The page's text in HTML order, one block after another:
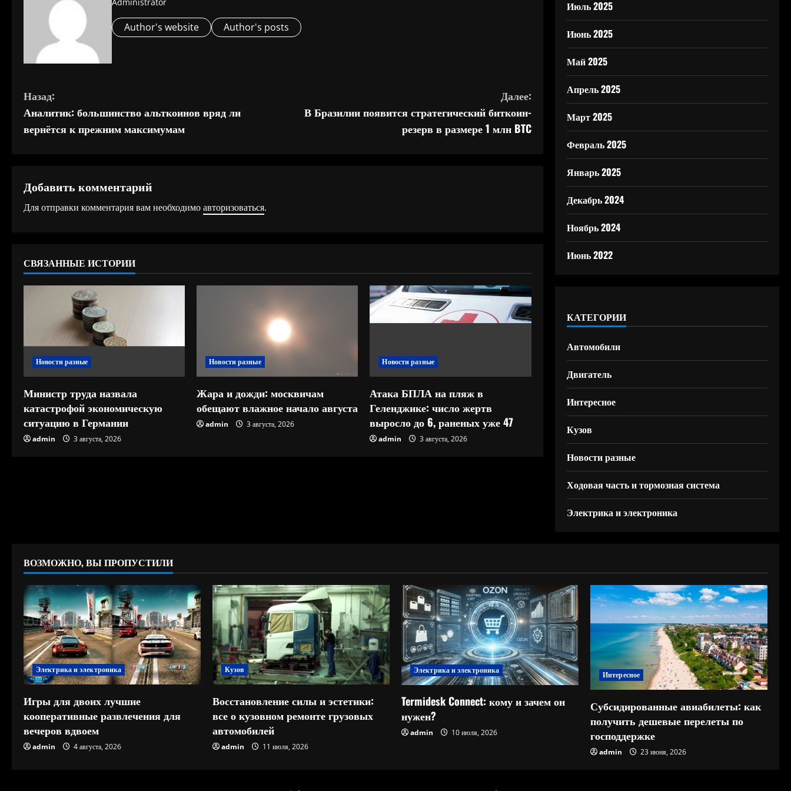
Administrator
Author's website Author's posts
П
р
о
и
ч
т
е
н
и
Назад:
Аналитик: большинство альткоинов вряд ли
вернётся к прежним максимумам
Далее:
В Бразилии появится стратегический биткоин-
резерв в размере 1 млн BTC
Добавить комментарий
Для отправки комментария вам необходимоавторизоваться.
СВЯЗАННЫЕ ИСТОРИИ
Новости разные
Министр труда назвала
катастрофой экономическую
ситуацию в Германии
admin 3 августа, 2026
Новости разные
Жара и дожди: москвичам
обещают влажное начало августа
admin 3 августа, 2026
Новости разные
Атака БПЛА на пляж в
Геленджике: число жертв
выросло до 6, раненых уже 47
admin 3 августа, 2026
Июль 2025
Июнь 2025
Май 2025
Апрель 2025
Март 2025
Февраль 2025
Январь 2025
Декабрь 2024
Ноябрь 2024
Июнь 2022
КАТЕГОРИИ
Автомобили
Двигатель
Интересное
Кузов
Новости разные
Ходовая часть и тормозная система
Электрика и электроника
ВОЗМОЖНО, ВЫ ПРОПУСТИЛИ
Электрика и электроника
Игры для двоих лучшие
кооперативные развлечения для
вечеров вдвоем
admin 4 августа, 2026
Кузов
Восстановление силы и эстетики:
все о кузовном ремонте грузовых
автомобилей
admin 11 июля, 2026
Электрика и электроника
Termidesk Connect: кому и зачем он
нужен?
admin 10 июля, 2026
Интересное
Субсидированные авиабилеты: как
получить дешевые перелеты по
господдержке
admin 23 июня, 2026